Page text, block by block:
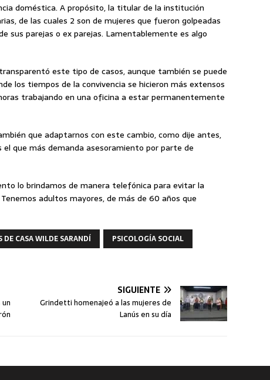
doméstica. A propósito, la titular de la institución
de las cuales 2 son de mujeres que fueron golpeadas
sus parejas o ex parejas. Lamentablemente es algo
este tipo de casos, aunque también se puede
los tiempos de la convivencia se hicieron más extensos
trabajando en una oficina a estar permanentemente
que adaptarnos con este cambio, como dije antes,
que más demanda asesoramiento por parte de
lo brindamos de manera telefónica para evitar la
adultos mayores, de más de 60 años que
DE CASA WILDE SARANDÍ PSICOLOGÍA SOCIAL
SIGUIENTE
Grindetti homenajeó a las mujeres de
Lanús en su día